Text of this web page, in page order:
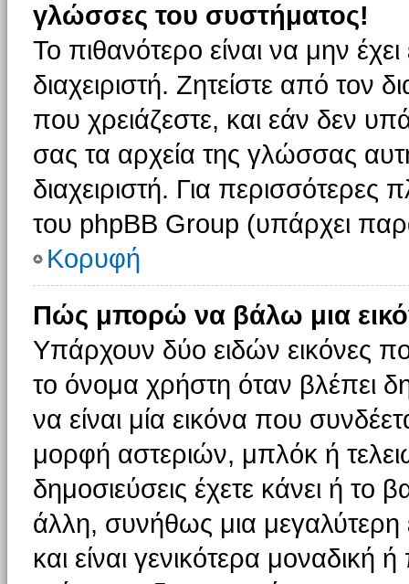
γλώσσες του συστήματος!
Το πιθανότερο είναι να μην
διαχειριστή. Ζητείστε από τον
που χρειάζεστε, και εάν δεν
σας τα αρχεία της γλώσσας
διαχειριστή. Για περισσότερες
του phpBB Group (υπάρχει
Κορυφή
Πώς μπορώ να βάλω μια
Υπάρχουν δύο ειδών εικόνες
το όνομα χρήστη όταν βλέπει
να είναι μία εικόνα που
μορφή αστεριών, μπλόκ ή
δημοσιεύσεις έχετε κάνει ή
άλλη, συνήθως μια
και είναι γενικότερα